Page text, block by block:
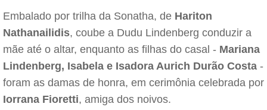
Embalado por trilha da Sonatha, de Hariton
Nathanailidis, coube a Dudu Lindenberg conduzir a
mãe até o altar, enquanto as filhas do casal - Mariana
Lindenberg, Isabela e Isadora Aurich Durão Costa -
foram as damas de honra, em cerimônia celebrada por
Iorrana Fioretti, amiga dos noivos.